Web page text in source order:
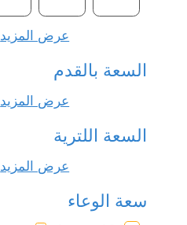
عرض المزيد
السعة بالقدم
عرض المزيد
السعة اللترية
عرض المزيد
سعة الوعاء